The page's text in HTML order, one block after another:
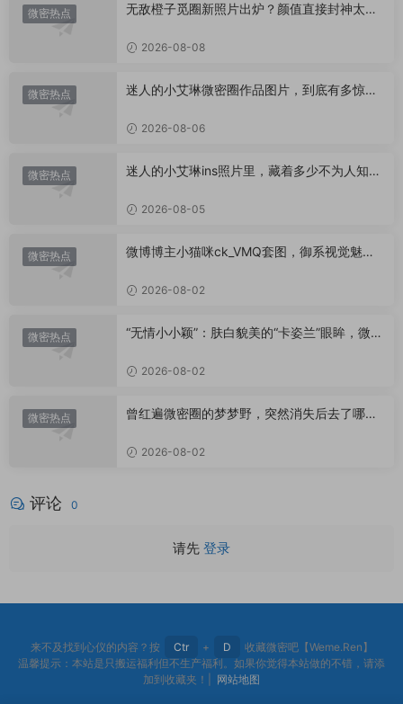
微密热点
无敌橙子觅圈新照片出炉？颜值直接封神太惊
2026-08-08
微密热点
迷人的小艾琳微密圈作品图片，到底有多惊
2026-08-06
微密热点
迷人的小艾琳ins照片里，藏着多少不为人知的
2026-08-05
微密热点
微博博主小猫咪ck_VMQ套图，御系视觉魅力
2026-08-02
微密热点
“无情小小颖”：肤白貌美的“卡姿兰”眼眸，微密
2026-08-02
微密热点
曾红遍微密圈的梦梦野，突然消失后去了哪
2026-08-02
评论 0
请先 登录
来不及找到心仪的内容？按 Ctr + D
收藏微密吧【Weme.Ren】
温馨提示：本站是只搬运福利但不生产福利。如果你觉得本站做的不错，请添
加到收藏夹！| 网站地图